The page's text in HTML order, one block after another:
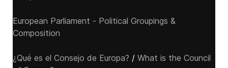
European Parliament - Political Groupings &
Composition
¿Qué es el Consejo de Europa? / What is the Council